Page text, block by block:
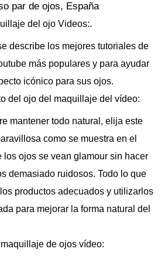
par de ojos, España
del ojo Videos:.
describe los mejores tutoriales de
más populares y para ayudar
icónico para sus ojos.
del ojo del maquillaje del vídeo:
mantener todo natural, elija este
como se muestra en el
los ojos se vean glamour sin hacer
demasiado ruidosos. Todo lo que
productos adecuados y utilizarlos
para mejorar la forma natural del
de ojos vídeo: